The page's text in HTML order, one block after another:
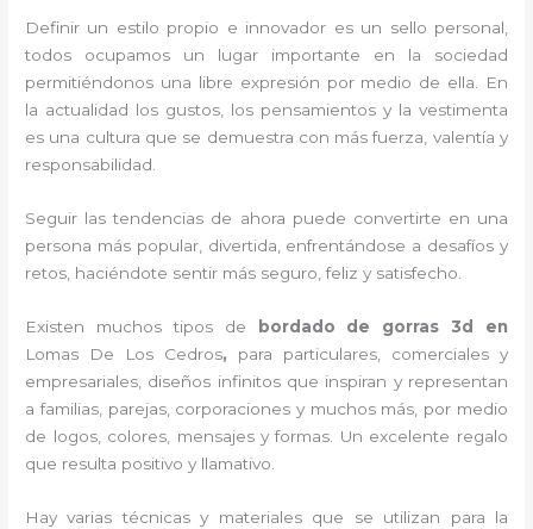
Definir un estilo propio e innovador es un sello personal,
todos ocupamos un lugar importante en la sociedad
permitiéndonos una libre expresión por medio de ella. En
la actualidad los gustos, los pensamientos y la vestimenta
es una cultura que se demuestra con más fuerza, valentía y
responsabilidad.
Seguir las tendencias de ahora puede convertirte en una
persona más popular, divertida, enfrentándose a desafíos y
retos, haciéndote sentir más seguro, feliz y satisfecho.
Existen muchos tipos de
bordado de gorras 3d en
Lomas De Los Cedros, para particulares, comerciales y
empresariales, diseños infinitos que inspiran y representan
a familias, parejas, corporaciones y muchos más, por medio
de logos, colores, mensajes y formas. Un excelente regalo
que resulta positivo y llamativo.
Hay varias técnicas y materiales que se utilizan para la